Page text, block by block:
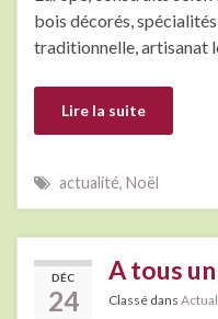
bois décorés,
traditionnelle, artisanat
Lire la suite
actualité, Noël
DÉC
24
A tous
Classé dans